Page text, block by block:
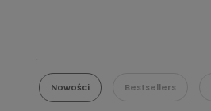
Nowości Bestsellers